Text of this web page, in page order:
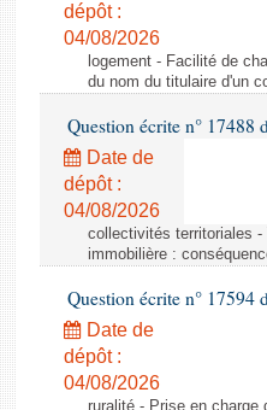
Questions écrites et orales
Comptes rendus des débats
dépôt :
04/08/2026
logement - Facilité de
du nom du titulaire d'un
Question écrite n°
Date de
dépôt :
04/08/2026
collectivités territoriales
immobilière :
Question écrite n° 17594
Date de
dépôt :
04/08/2026
ruralité - Prise en